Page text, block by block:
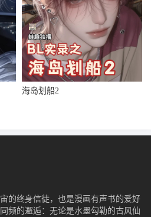
海岛划船2
的终身信徒，也是漫画有声书的爱好
频的邂逅：无论是水墨勾勒的古风仙